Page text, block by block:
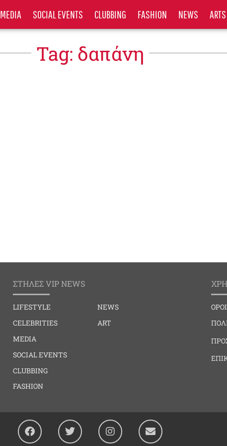
MEDIA SOCIAL EVENTS CLUBBING FASHION NEWS ARTS
Tag: δαπάνη
ΣΤΗΛΕΣ VIP NEWS
LIFESTYLE
CELEBRITIES
MEDIA
SOCIAL EVENTS
CLUBBING
FASHION
NEWS
ART